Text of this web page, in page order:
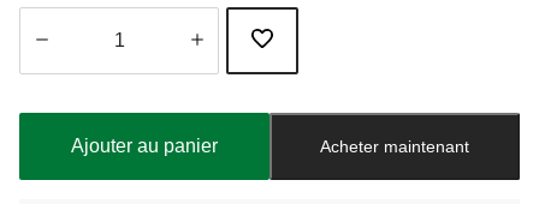
à
Ajouter au panier Acheter maintenant